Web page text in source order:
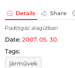
Details Share
Padlógáz alagútban
Date: 2007. 05. 30.
Tags:
járművek